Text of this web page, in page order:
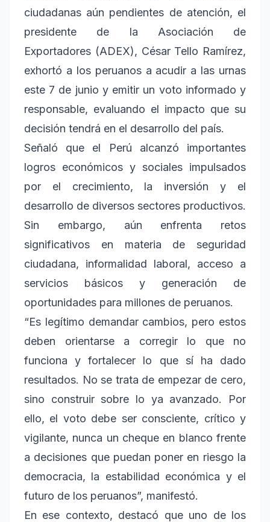
ciudadanas aún pendientes de atención, el
presidente de la Asociación de
Exportadores (ADEX), César Tello Ramírez,
exhortó a los peruanos a acudir a las urnas
este 7 de junio y emitir un voto informado y
responsable, evaluando el impacto que su
decisión tendrá en el desarrollo del país.
Señaló que el Perú alcanzó importantes
logros económicos y sociales impulsados
por el crecimiento, la inversión y el
desarrollo de diversos sectores productivos.
Sin embargo, aún enfrenta retos
significativos en materia de seguridad
ciudadana, informalidad laboral, acceso a
servicios básicos y generación de
oportunidades para millones de peruanos.
“Es legítimo demandar cambios, pero estos
deben orientarse a corregir lo que no
funciona y fortalecer lo que sí ha dado
resultados. No se trata de empezar de cero,
sino construir sobre lo ya avanzado. Por
ello, el voto debe ser consciente, crítico y
vigilante, nunca un cheque en blanco frente
a decisiones que puedan poner en riesgo la
democracia, la estabilidad económica y el
futuro de los peruanos”, manifestó.
En ese contexto, destacó que uno de los